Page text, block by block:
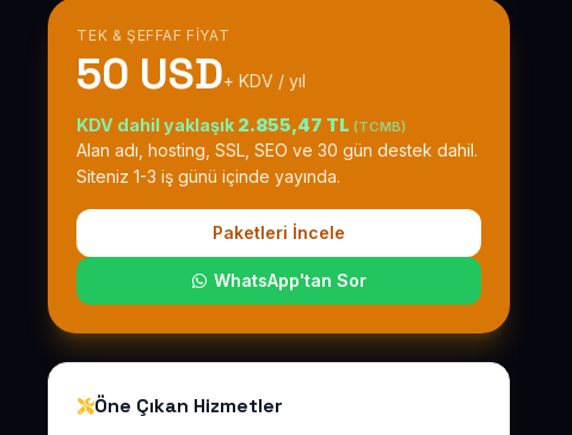
TEK & ŞEFFAF FIYAT
50 USD+ KDV / yıl
KDV dahil yaklaşık 2.855,47 TL (TCMB)
Alan adı, hosting, SSL, SEO ve 30 gün destek dahil.
Siteniz 1-3 iş günü içinde yayında.
Paketleri İncele
WhatsApp'tan Sor
Öne Çıkan Hizmetler